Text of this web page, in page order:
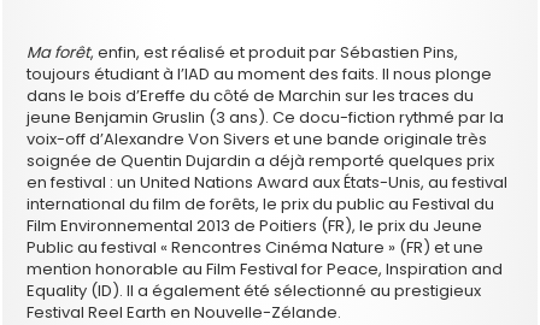
Ma forêt, enfin, est réalisé et produit par Sébastien Pins,
toujours étudiant à l’IAD au moment des faits. Il nous plonge
dans le bois d’Ereffe du côté de Marchin sur les traces du
jeune Benjamin Gruslin (3 ans). Ce docu-fiction rythmé par la
voix-off d’Alexandre Von Sivers et une bande originale très
soignée de Quentin Dujardin a déjà remporté quelques prix
en festival : un United Nations Award aux États-Unis, au festival
international du film de forêts, le prix du public au Festival du
Film Environnemental 2013 de Poitiers (FR), le prix du Jeune
Public au festival « Rencontres Cinéma Nature » (FR) et une
mention honorable au Film Festival for Peace, Inspiration and
Equality (ID). Il a également été sélectionné au prestigieux
Festival Reel Earth en Nouvelle-Zélande.